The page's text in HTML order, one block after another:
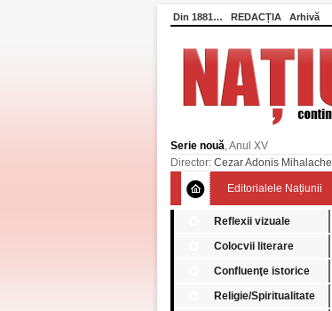
Din 1881… REDACȚIA Arhivă
Serie nouă, Anul XV
Director: Cezar Adonis Mihalache
Editorialele Națiunii
Reflexii vizuale
Colocvii literare
Confluenţe istorice
Religie/Spiritualitate